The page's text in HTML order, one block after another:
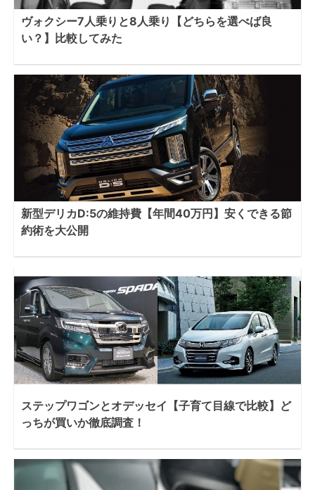
ヴォクシー7人乗りと8人乗り【どちらを選べば良
い？】比較してみた
新型デリカD:5の維持費【年間40万円】安くできる節
約術を大公開
ステップワゴンとオデッセイ【子育て目線で比較】ど
っちが買いか徹底調査！